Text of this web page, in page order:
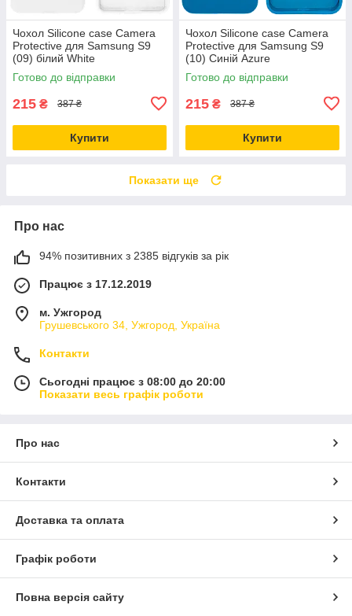
Чохол Silicone case Camera
Protective для Samsung S9
(09) білий White
Готово до відправки
215 ₴ 387 ₴
Купити
Чохол Silicone case Camera
Protective для Samsung S9
(10) Синій Azure
Готово до відправки
215 ₴ 387 ₴
Купити
Показати ще
Про нас
94% позитивних з 2385 відгуків за рік
Працює з 17.12.2019
м. Ужгород
Грушевського 34, Ужгород, Україна
Контакти
Сьогодні працює з 08:00 до 20:00
Показати весь графік роботи
Про нас
Контакти
Доставка та оплата
Графік роботи
Повна версія сайту